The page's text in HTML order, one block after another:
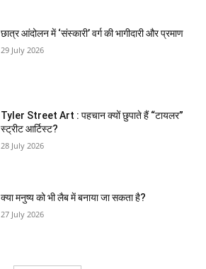
छात्र आंदोलन में ‘संस्कारी’ वर्ग की भागीदारी और प्रमाण
29 July 2026
Tyler Street Art : पहचान क्यों छुपाते हैं “टायलर”
स्ट्रीट आर्टिस्ट?
28 July 2026
क्या मनुष्य को भी लैब में बनाया जा सकता है?
27 July 2026